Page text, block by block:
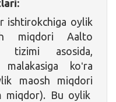
ishtirokchiga oylik
miqdori Aalto
tizimi asosida,
koʻra
maosh miqdori
Bu oylik